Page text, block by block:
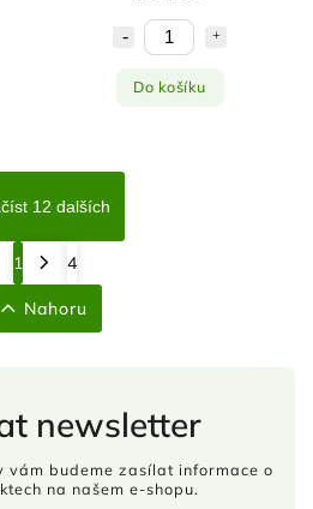
Do košíku
12 dalších
1 4
Nahoru
newsletter
vám budeme zasílat informace o
na našem e-shopu.